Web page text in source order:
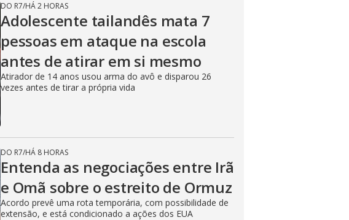
DO R7/HÁ 2 HORAS
Adolescente tailandês mata 7
pessoas em ataque na escola
antes de atirar em si mesmo
Atirador de 14 anos usou arma do avô e disparou 26
vezes antes de tirar a própria vida
DO R7/HÁ 8 HORAS
Entenda as negociações entre Irã
e Omã sobre o estreito de Ormuz
Acordo prevê uma rota temporária, com possibilidade de
extensão, e está condicionado a ações dos EUA